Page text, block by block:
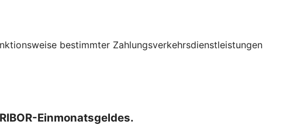
bestimmter Zahlungsverkehrsdienstleistungen
Einmonatsgeldes.